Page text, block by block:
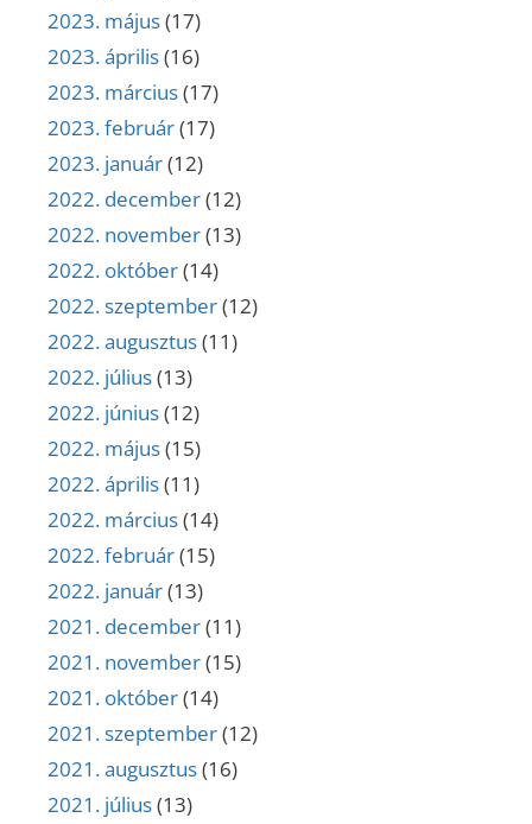
2023. május(17)
2023. április(16)
2023. március(17)
2023. február(17)
2023. január(12)
2022. december(12)
2022. november(13)
2022. október(14)
2022. szeptember(12)
2022. augusztus(11)
2022. július(13)
2022. június(12)
2022. május(15)
2022. április(11)
2022. március(14)
2022. február(15)
2022. január(13)
2021. december(11)
2021. november(15)
2021. október(14)
2021. szeptember(12)
2021. augusztus(16)
2021. július(13)